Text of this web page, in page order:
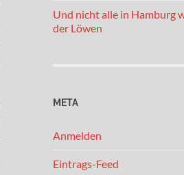
Und nicht alle in Hamburg
der Löwen
META
Anmelden
Eintrags-Feed